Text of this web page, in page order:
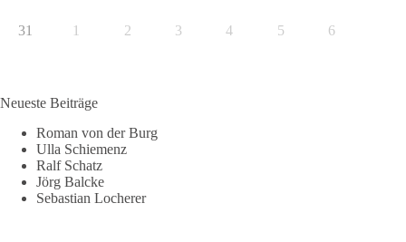
31 1 2 3 4 5 6
Neueste Beiträge
Roman von der Burg
Ulla Schiemenz
Ralf Schatz
Jörg Balcke
Sebastian Locherer